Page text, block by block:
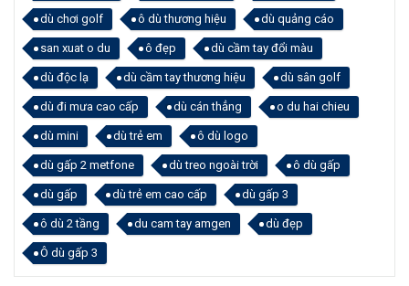
dù chơi golf ô dù thương hiệu dù quảng cáo
san xuat o du ô đẹp dù cầm tay đổi màu
dù độc lạ dù cầm tay thương hiệu dù sân golf
dù đi mưa cao cấp dù cán thẳng o du hai chieu
dù mini dù trẻ em ô dù logo
dù gấp 2 metfone dù treo ngoài trời ô dù gấp
dù gấp dù trẻ em cao cấp dù gấp 3
ô dù 2 tầng du cam tay amgen dù đẹp
Ô dù gấp 3